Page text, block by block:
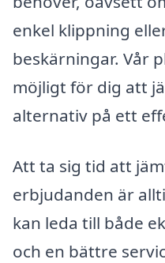
enkel klippning
beskärningar. Vår
möjligt för dig att
alternativ på ett
Att ta sig tid att
erbjudanden är
kan leda till både
och en bättre